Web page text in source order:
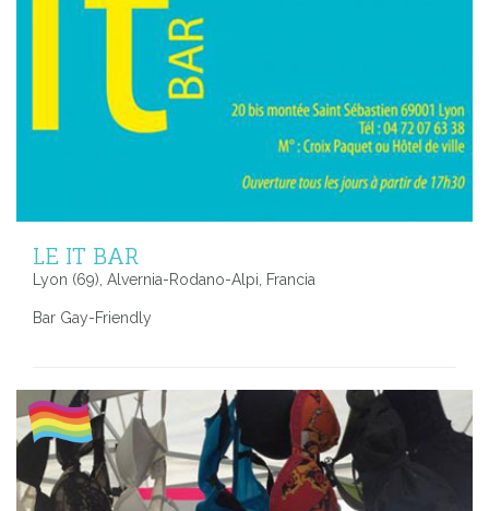
LE IT BAR
Lyon (69), Alvernia-Rodano-Alpi, Francia
Bar Gay-Friendly